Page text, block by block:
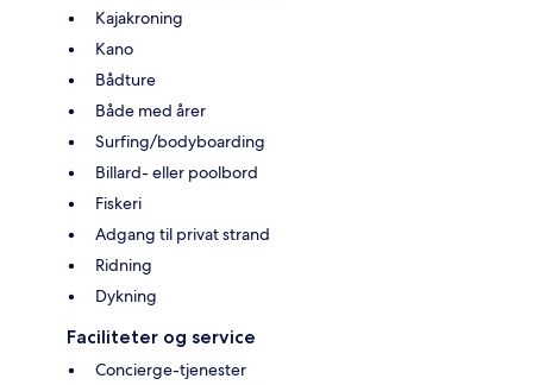
Kajakroning
Kano
Bådture
Både med årer
Surfing/bodyboarding
Billard- eller poolbord
Fiskeri
Adgang til privat strand
Ridning
Dykning
Faciliteter og service
Concierge-tjenester